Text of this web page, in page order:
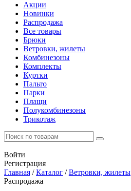
Акции
Новинки
Распродажа
Все товары
Брюки
Ветровки, жилеты
Комбинезоны
Комплекты
Куртки
Пальто
Парки
Плащи
Полукомбинезоны
Трикотаж
Войти
Регистрация
Главная /Каталог /Ветровки, жилеты
Распродажа